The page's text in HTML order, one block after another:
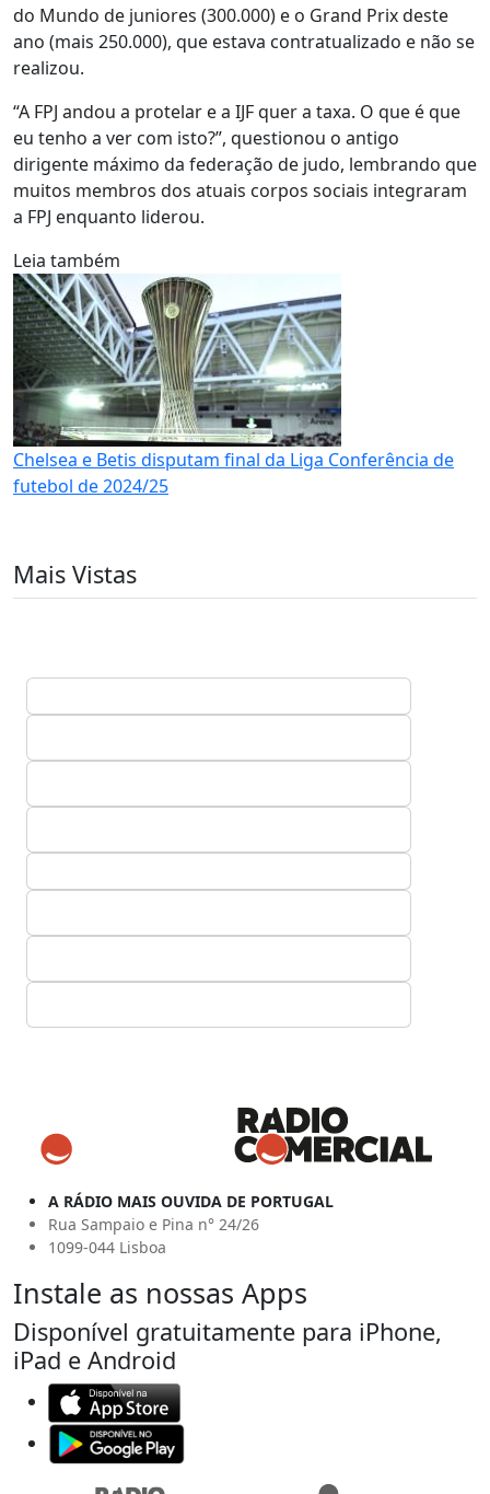
do Mundo de juniores (300.000) e o Grand Prix deste
ano (mais 250.000), que estava contratualizado e não se
realizou.
“A FPJ andou a protelar e a IJF quer a taxa. O que é que
eu tenho a ver com isto?”, questionou o antigo
dirigente máximo da federação de judo, lembrando que
muitos membros dos atuais corpos sociais integraram
a FPJ enquanto liderou.
Leia também
Chelsea e Betis disputam final da Liga Conferência de
futebol de 2024/25
Mais Vistas
A RÁDIO MAIS OUVIDA DE PORTUGAL
Rua Sampaio e Pina n° 24/26
1099-044 Lisboa
Instale as nossas Apps
Disponível gratuitamente para iPhone,
iPad e Android